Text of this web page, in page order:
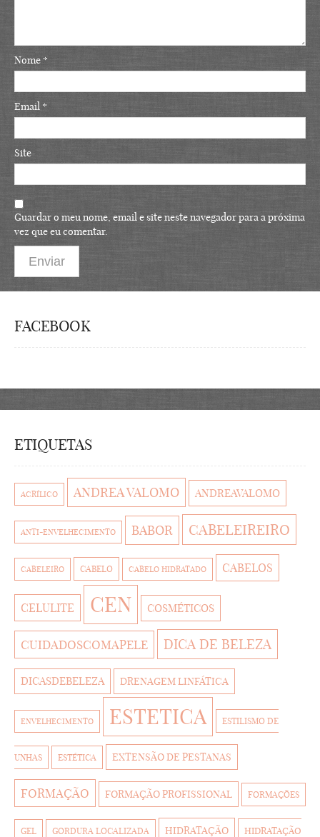
Nome *
Email *
Site
Guardar o meu nome, email e site neste navegador para a próxima
vez que eu comentar.
FACEBOOK
ETIQUETAS
ACRÍLICO ANDREA VALOMO ANDREAVALOMO
ANTI-ENVELHECIMENTO BABOR CABELEIREIRO
CABELEIRO CABELO CABELO HIDRATADO CABELOS
CELULITE CEN COSMÉTICOS
CUIDADOSCOMAPELE DICA DE BELEZA
DICASDEBELEZA DRENAGEM LINFÁTICA
ENVELHECIMENTO ESTETICA ESTILISMO DE
UNHAS ESTÉTICA EXTENSÃO DE PESTANAS
FORMAÇÃO FORMAÇÃO PROFISSIONAL FORMAÇÕES
GEL GORDURA LOCALIZADA HIDRATAÇÃO HIDRATAÇÃO